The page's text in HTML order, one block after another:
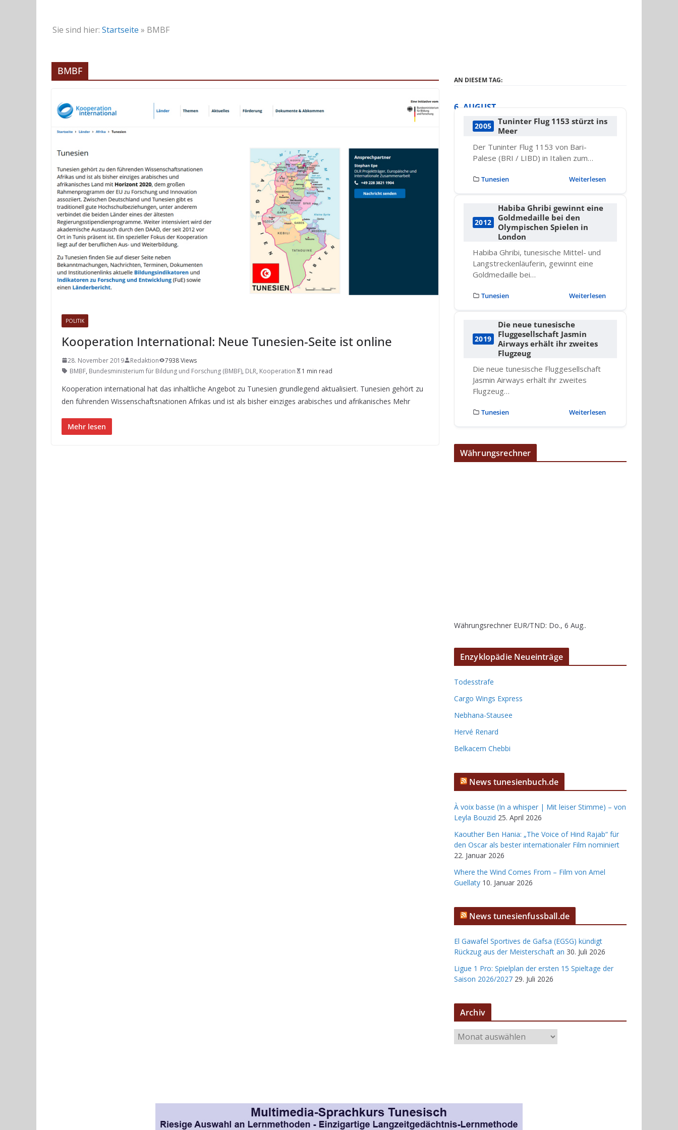
Sie sind hier: Startseite » BMBF
BMBF
POLITIK
Kooperation International: Neue Tunesien-Seite ist online
28. November 2019 Redaktion
7938 Views
BMBF, Bundesministerium für Bildung und Forschung (BMBF), DLR, Kooperation 1 min read
Kooperation international hat das inhaltliche Angebot zu Tunesien grundlegend aktualisiert. Tunesien gehört zu
den führenden Wissenschaftsnationen Afrikas und ist als bisher einziges arabisches und afrikanisches Mehr
Mehr lesen
AN DIESEM TAG:
6. AUGUST
2005
Tuninter Flug 1153 stürzt ins
Meer
Der Tuninter Flug 1153 von Bari-
Palese (BRI / LIBD) in Italien zum…
Tunesien Weiterlesen
2012
Habiba Ghribi gewinnt eine
Goldmedaille bei den
Olympischen Spielen in
London
Habiba Ghribi, tunesische Mittel- und
Langstreckenläuferin, gewinnt eine
Goldmedaille bei…
Tunesien Weiterlesen
2019
Die neue tunesische
Fluggesellschaft Jasmin
Airways erhält ihr zweites
Flugzeug
Die neue tunesische Fluggesellschaft
Jasmin Airways erhält ihr zweites
Flugzeug…
Tunesien Weiterlesen
Währungsrechner
Währungsrechner EUR/TND: Do., 6 Aug..
Enzyklopädie Neueinträge
Todesstrafe
Cargo Wings Express
Nebhana-Stausee
Hervé Renard
Belkacem Chebbi
News tunesienbuch.de
À voix basse (In a whisper | Mit leiser Stimme) – von
Leyla Bouzid 25. April 2026
Kaouther Ben Hania: „The Voice of Hind Rajab“ für
den Oscar als bester internationaler Film nominiert
22. Januar 2026
Where the Wind Comes From – Film von Amel
Guellaty 10. Januar 2026
News tunesienfussball.de
El Gawafel Sportives de Gafsa (EGSG) kündigt
Rückzug aus der Meisterschaft an 30. Juli 2026
Ligue 1 Pro: Spielplan der ersten 15 Spieltage der
Saison 2026/2027 29. Juli 2026
Archiv
r